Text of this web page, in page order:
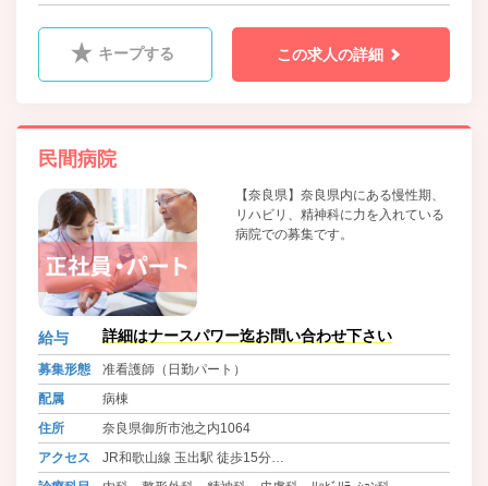
キープする この求人の詳細
民間病院
【奈良県】奈良県内にある慢性期、
リハビリ、精神科に力を入れている
病院での募集です。
給与 詳細はナースパワー迄お問い合わせ下さい
募集形態
准看護師（日勤パート）
配属
病棟
住所
奈良県御所市池之内1064
アクセス
JR和歌山線 玉出駅 徒歩15分